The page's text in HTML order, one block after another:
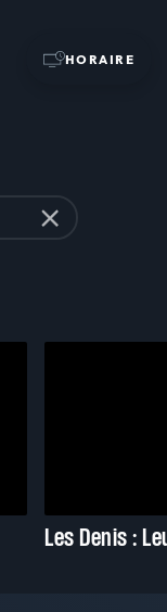
HORAIRE